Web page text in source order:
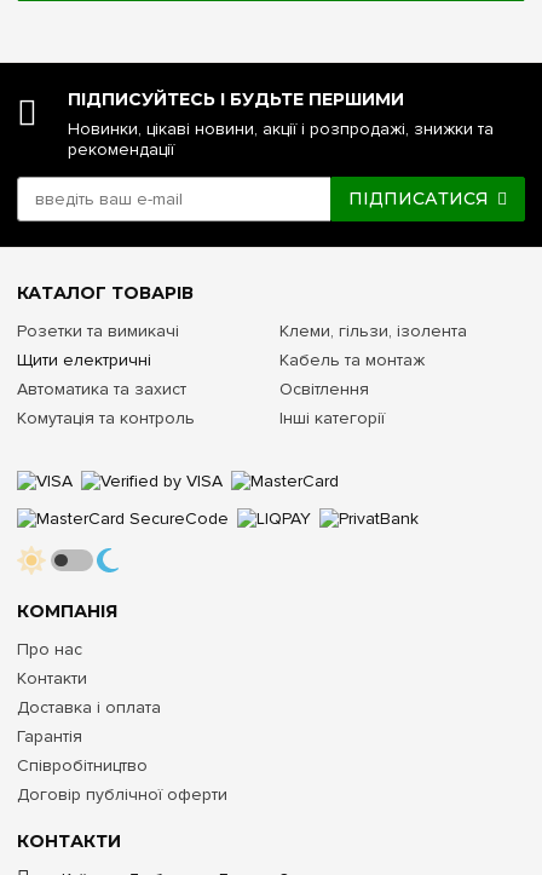
ПІДПИСУЙТЕСЬ І БУДЬТЕ ПЕРШИМИ
Новинки, цікаві новини, акції і розпродажі, знижки та
рекомендації
ПІДПИСАТИСЯ
КОНТАКТИ
КОМПАНІЯ
Про нас
Контакти
Доставка і оплата
Гарантія
Співробітництво
Договір публічної оферти
КАТАЛОГ ТОВАРІВ
Розетки та вимикачі
Щити електричні
Автоматика та захист
Комутація та контроль
Клеми, гільзи, ізолента
Кабель та монтаж
Освітлення
Інші категорії